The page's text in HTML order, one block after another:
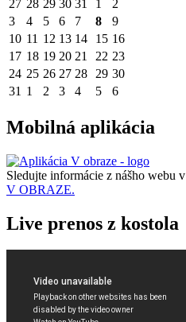
27 28 29 30 31 1
2
3
4 5 6 7 8
9
10 11 12 13 14 15 16
17 18 19 20 21 22 23
24 25 26 27 28 29 30
31 1 2 3 4 5 6
Mobilná aplikácia
Sledujte informácie z nášho webu v
V OBRAZE.
Live prenos z kostola